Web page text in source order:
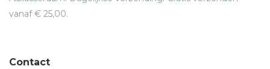
vanaf € 25,00.
Contact